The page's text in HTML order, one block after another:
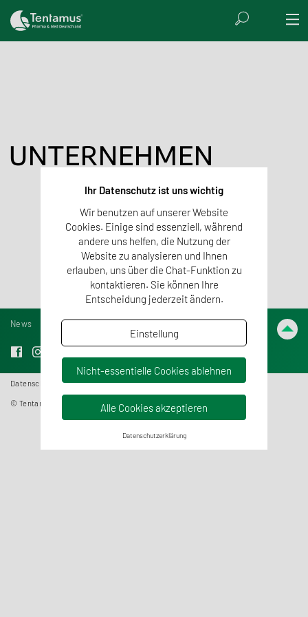
UNTERNEHMEN
Ihr Datenschutz ist uns wichtig
Wir benutzen auf unserer Website
Cookies. Einige sind essenziell, während
andere uns helfen, die Nutzung der
Website zu analysieren und Ihnen
erlauben, uns über die Chat-Funktion zu
kontaktieren. Sie können Ihre
Entscheidung jederzeit ändern.
Einstellung
Nicht-essentielle Cookies ablehnen
Alle Cookies akzeptieren
Datenschutzerklärung
News Karriere
Datenschutzerklärung AGB Impressum Cookie Settings
© Tentamus 2026, All Rights Reserved